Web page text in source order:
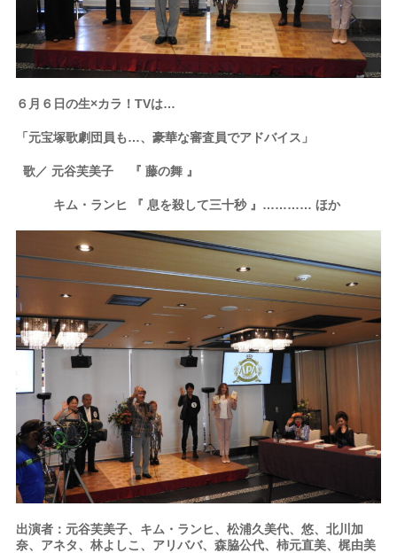
６月６日の生×カラ！TVは…
「元宝塚歌劇団員も…、豪華な審査員でアドバイス」
歌／ 元谷芙美子 『 藤の舞 』
キム・ランヒ 『 息を殺して三十秒 』………… ほか
出演者：元谷芙美子、キム・ランヒ、松浦久美代、悠、北川加
奈、アネタ、林よしこ、アリババ、森脇公代、柿元直美、梶由美